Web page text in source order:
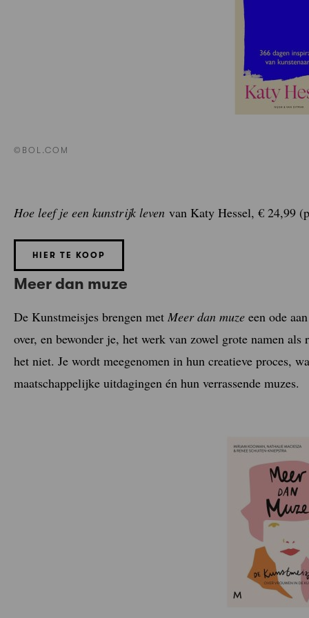
©BOL.COM
Hoe leef je een kunstrijk leven van Katy Hessel, € 24,99
HIER TE KOOP
Meer dan muze
De Kunstmeisjes brengen met Meer dan muze een ode
over, en bewonder je, het werk van zowel grote namen
het niet. Je wordt meegenomen in hun creatieve proces,
maatschappelijke uitdagingen én hun verrassende muzes.